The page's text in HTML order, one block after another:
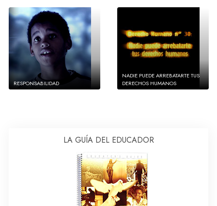
RESPONSABILIDAD
NADIE PUEDE ARREBATARTE TUS
DERECHOS HUMANOS
LA GUÍA DEL EDUCADOR